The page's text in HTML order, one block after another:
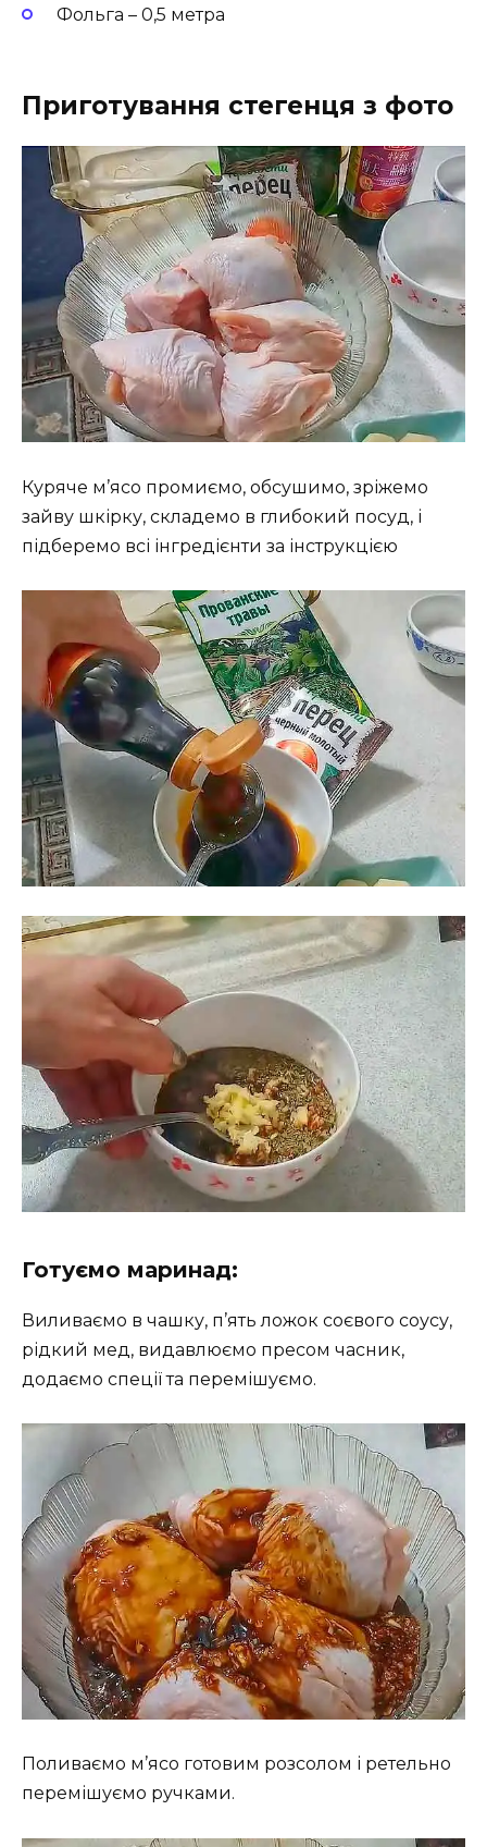
Фольга – 0,5 метра
Приготування стегенця з фото
Куряче м’ясо промиємо, обсушимо, зріжемо
зайву шкірку, складемо в глибокий посуд, і
підберемо всі інгредієнти за інструкцією
Готуємо маринад:
Виливаємо в чашку, п’ять ложок соєвого соусу,
рідкий мед, видавлюємо пресом часник,
додаємо спеції та перемішуємо.
Поливаємо м’ясо готовим розсолом і ретельно
перемішуємо ручками.